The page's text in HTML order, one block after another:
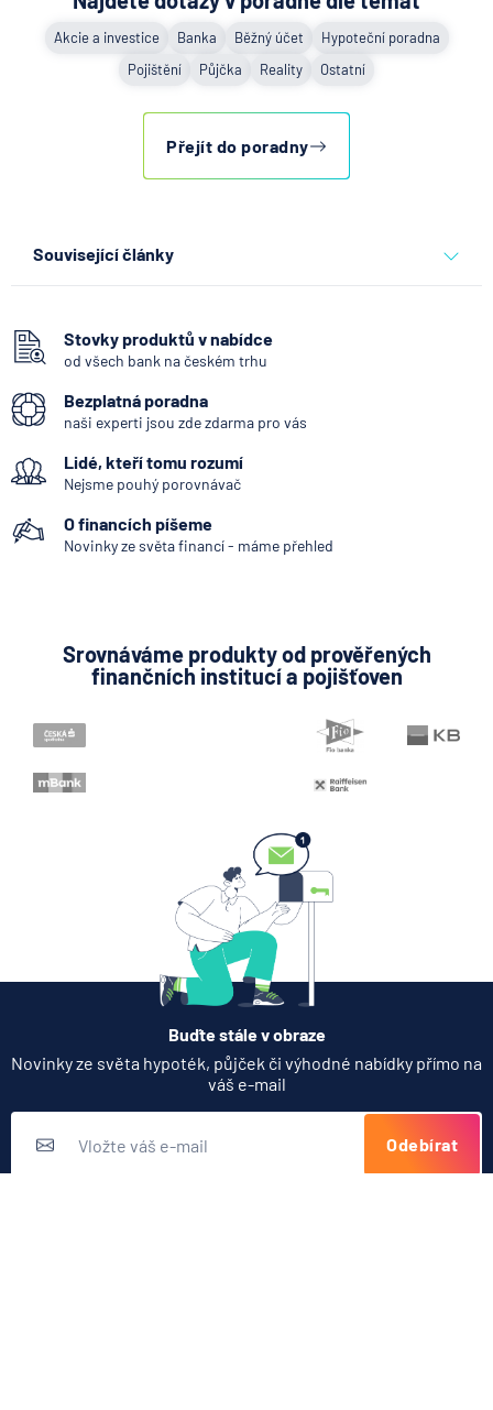
Akcie a investice Banka Běžný účet
Hypoteční poradna
Pojištění
Půjčka Reality Ostatní
Přejít do poradny
Související články
rozhoduje o nároku v roce
2026
10.8.2026 Pojištění
10.8.2026 Pojištění
Superdávka se znovu upraví:
Zobrazit všechny články
Stovky produktů v nabídce
od všech bank na českém trhu
Bezplatná poradna
naši experti jsou zde zdarma pro vás
Lidé, kteří tomu rozumí
Nejsme pouhý porovnávač
O financích píšeme
Novinky ze světa financí - máme přehled
Srovnáváme produkty od prověřených
finančních institucí a pojišťoven
Buďte stále v obraze
Novinky ze světa hypoték, půjček či výhodné nabídky přímo na
váš e-mail
Odebírat